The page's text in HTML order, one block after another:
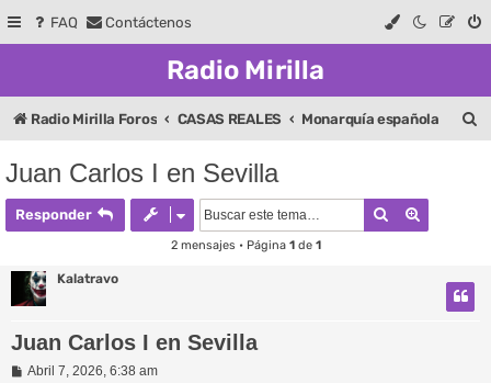
FAQ Contáctenos
Radio Mirilla
Radio Mirilla Foros CASAS REALES Monarquía española
Juan Carlos I en Sevilla
Responder Buscar
2 mensajes • Página 1de 1
Kalatravo
Juan Carlos I en Sevilla
M
Abril 7, 2026, 6:38 am